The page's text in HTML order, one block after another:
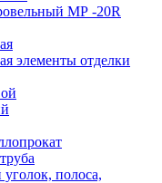
МР -20R
элементы отделки
полоса,